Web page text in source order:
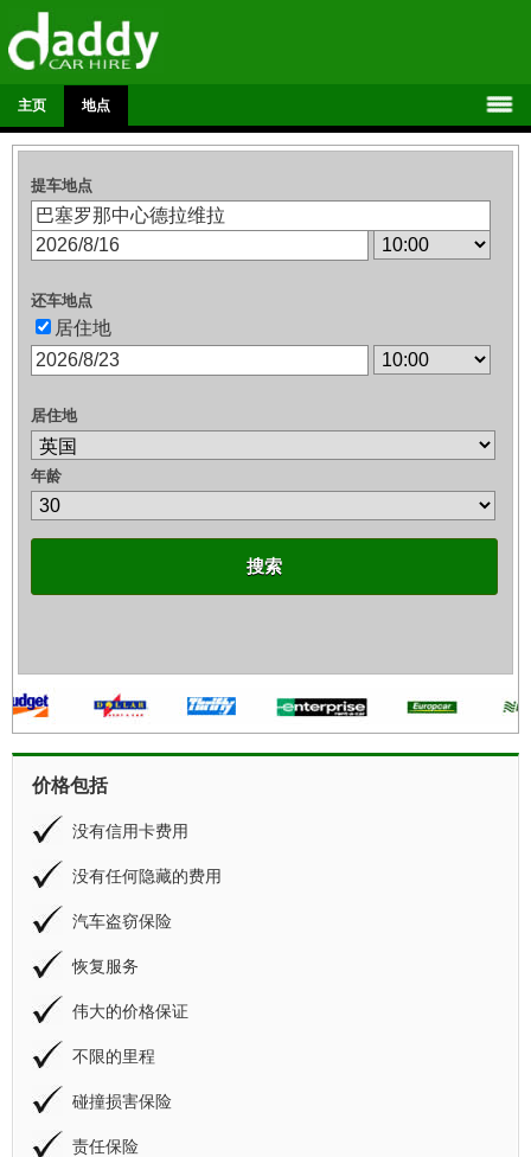
主页 地点
提车地点
还车地点
居住地
居住地
年龄
搜索
价格包括
没有信用卡费用
没有任何隐藏的费用
汽车盗窃保险
恢复服务
伟大的价格保证
不限的里程
碰撞损害保险
责任保险